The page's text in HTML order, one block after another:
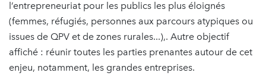
l’entrepreneuriat pour les publics les plus éloignés
(femmes, réfugiés, personnes aux parcours atypiques ou
issues de QPV et de zones rurales...),. Autre objectif
affiché : réunir toutes les parties prenantes autour de cet
enjeu, notamment, les grandes entreprises.